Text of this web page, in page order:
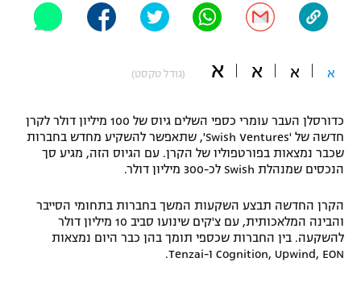
"מחצית בשכונה" – פודקאסט
משתתפים וזוכים בפרסים
תקנון משתתפים וזוכים בפרסים
תקנון עבור פעילות אלקטרה
תקנון עבור פעילות ספורט 1 – "מרלן"
טניס
תנאי שימוש
אופניים
ספורט מוטורי
פוטבול אמריקאי NFL
ספורט אתגרי ואקסטרים
א א א א (גודל טקסט)
כדורסלן העבר עומרי כספי השלים גיוס של 100 מיליון דולר לקרן
חדשה של 'Swish Ventures', שתאפשר להשקיע מחדש בחברות
שכבר נמצאות בפורטפוליו של הקרן. עם הגיוס הזה, מגיע סך
הנכסים שמנהלת Swish לכ-300 מיליון דולר.
הקרן החדשה תבצע השקעות המשך בחברות בתחומי הסייבר
והבינה המלאכותית, עם צ'קים שינועו סביב 10 מיליון דולר
להשקעה. בין החברות שכספי תומך בהן כבר היום נמצאות
Cognition, Upwind, EON ו-Tenzai.